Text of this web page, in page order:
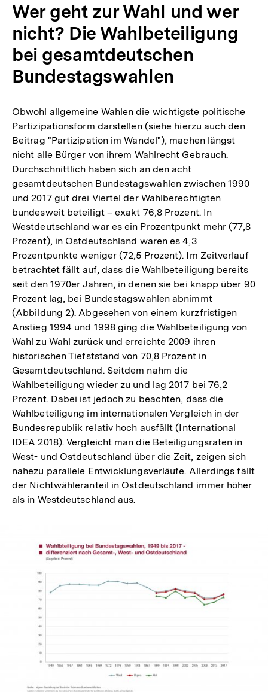
Wer geht zur Wahl und wer
nicht? Die Wahlbeteiligung
bei gesamtdeutschen
Bundestagswahlen
Obwohl allgemeine Wahlen die wichtigste politische
Partizipationsform darstellen (siehe hierzu auch den
Beitrag "Partizipation im Wandel"), machen längst
nicht alle Bürger von ihrem Wahlrecht Gebrauch.
Durchschnittlich haben sich an den acht
gesamtdeutschen Bundestagswahlen zwischen 1990
und 2017 gut drei Viertel der Wahlberechtigten
bundesweit beteiligt – exakt 76,8 Prozent. In
Westdeutschland war es ein Prozentpunkt mehr (77,8
Prozent), in Ostdeutschland waren es 4,3
Prozentpunkte weniger (72,5 Prozent). Im Zeitverlauf
betrachtet fällt auf, dass die Wahlbeteiligung bereits
seit den 1970er Jahren, in denen sie bei knapp über 90
Prozent lag, bei Bundestagswahlen abnimmt
(Abbildung 2). Abgesehen von einem kurzfristigen
Anstieg 1994 und 1998 ging die Wahlbeteiligung von
Wahl zu Wahl zurück und erreichte 2009 ihren
historischen Tiefststand von 70,8 Prozent in
Gesamtdeutschland. Seitdem nahm die
Wahlbeteiligung wieder zu und lag 2017 bei 76,2
Prozent. Dabei ist jedoch zu beachten, dass die
Wahlbeteiligung im internationalen Vergleich in der
Bundesrepublik relativ hoch ausfällt (International
IDEA 2018). Vergleicht man die Beteiligungsraten in
West- und Ostdeutschland über die Zeit, zeigen sich
nahezu parallele Entwicklungsverläufe. Allerdings fällt
der Nichtwähleranteil in Ostdeutschland immer höher
als in Westdeutschland aus.